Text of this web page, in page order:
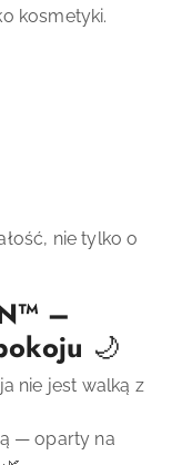
kosmetyki.
nie tylko o
–
🌙
nie jest walką z
— oparty na